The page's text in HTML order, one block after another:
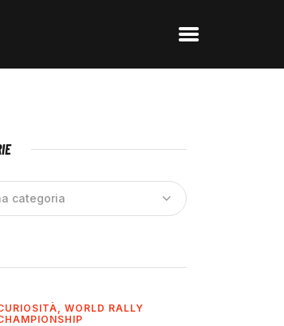
WORLD RALLY